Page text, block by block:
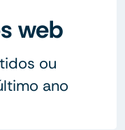
web
ou
ano